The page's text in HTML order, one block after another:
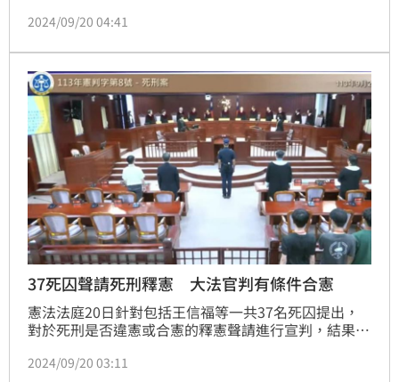
有心智缺陷等障礙及自我辯護能力不足等原因，可透過
2024/09/20 04:41
37死囚聲請死刑釋憲 大法官判有條件合憲
憲法法庭20日針對包括王信福等一共37名死囚提出，
對於死刑是否違憲或合憲的釋憲聲請進行宣判，結果判
2024/09/20 03:11